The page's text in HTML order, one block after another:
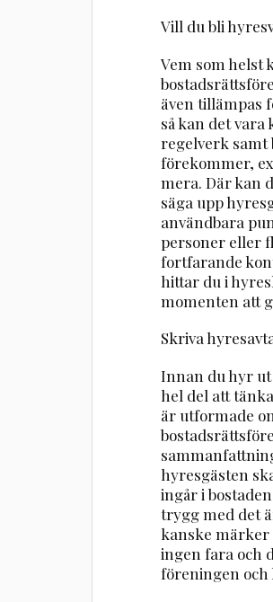
Vill du bli
Vem som helst
även tillämpas
så kan det
regelverk samt
förekommer,
mera. Där kan
säga upp
användbara
personer eller
fortfarande
hittar du i
momenten att
Skriva
Innan du hyr ut
hel del att
är utformade
hyresgästen
ingår i
trygg med det
kanske märker
ingen fara och
föreningen och